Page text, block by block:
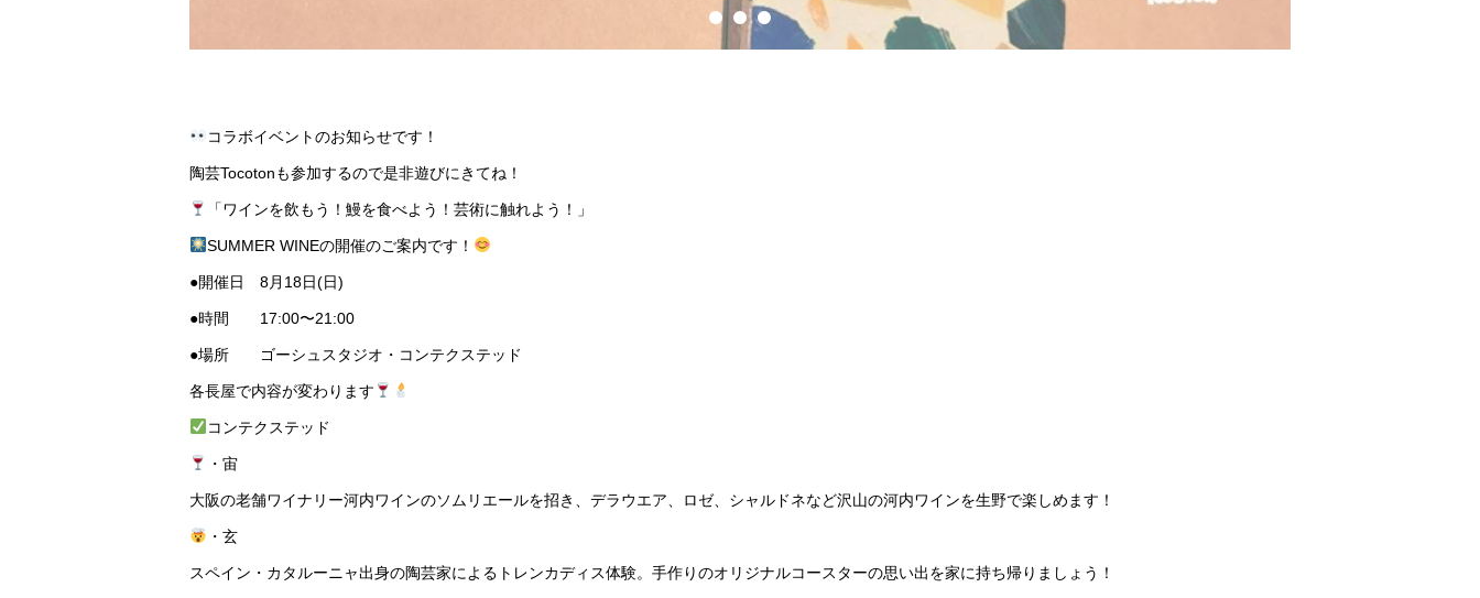
コラボイベントのお知らせです！
陶芸Tocotonも参加するので是非遊びにきてね！
「ワインを飲もう！鰻を食べよう！芸術に触れよう！」
SUMMER WINEの開催のご案内です！
●開催日 8月18日(日)
●時間 17:00〜21:00
●場所 ゴーシュスタジオ・コンテクステッド
各長屋で内容が変わります
コンテクステッド
・宙
大阪の老舗ワイナリー河内ワインのソムリエールを招き、デラウエア、ロゼ、シャルドネなど沢山の河内ワインを生野で楽しめます！
・玄
スペイン・カタルーニャ出身の陶芸家によるトレンカディス体験。手作りのオリジナルコースターの思い出を家に持ち帰りましょう！